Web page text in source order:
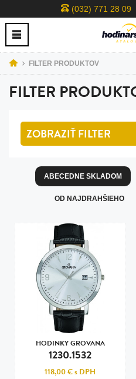
(032) 771 28 09
FILTER PRODUKTOV
FILTER
ZOBRAZIŤFILTER
ABECEDNE SKLADOM
OD NAJDRAHŠIEHO
HODINKY GROVANA
1230.1532
118,00 €s DPH